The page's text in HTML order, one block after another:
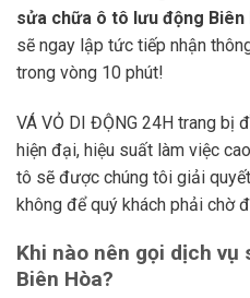
sửa chữa ô tô lưu động Biên
sẽ ngay lập tức tiếp nhận
trong vòng 10 phút!
VÁ VỎ DI ĐỘNG 24H trang bị
hiện đại, hiệu suất làm việc
tô sẽ được chúng tôi giải
không để quý khách phải chờ
Khi nào nên gọi dịch
Biên Hòa?